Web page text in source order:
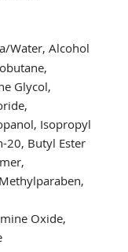
Water, Alcohol
Glycol,
Isopropyl
20, Butyl Ester
Oxide,